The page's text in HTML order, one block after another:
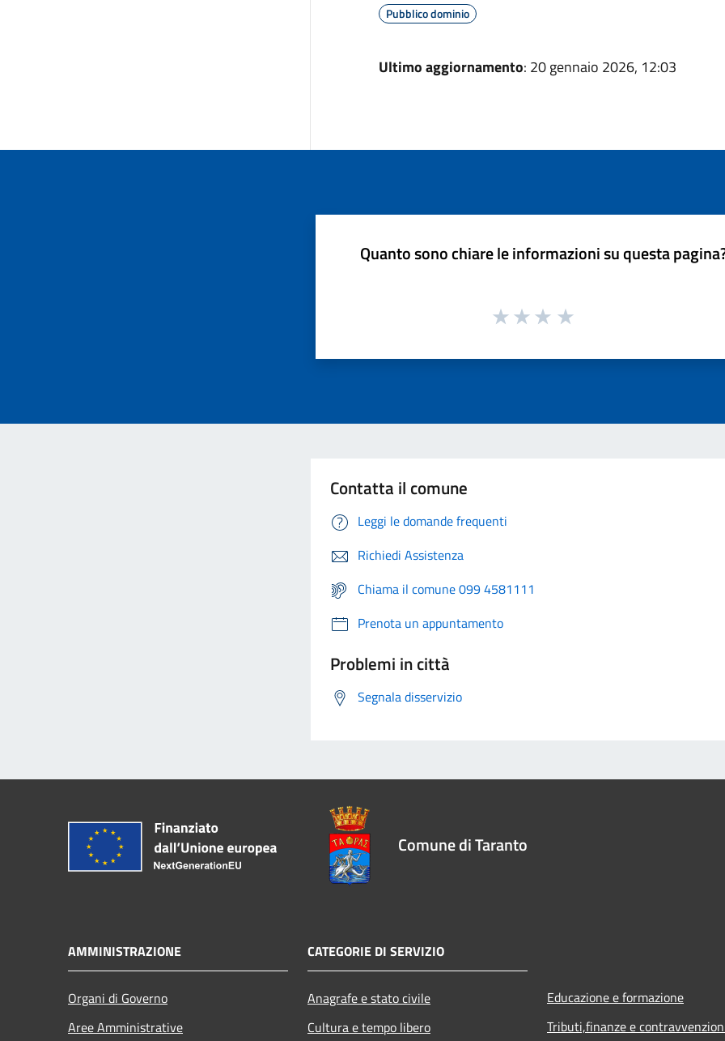
Pubblico dominio
Ultimo aggiornamento: 20 gennaio 2026, 12:03
Quanto sono chiare le informazioni su questa
Contatta il comune
Leggi le domande frequenti
Richiedi Assistenza
Chiama il comune 099 4581111
Prenota un appuntamento
Problemi in città
Segnala disservizio
Comune di Taranto
AMMINISTRAZIONE
Organi di Governo
Aree Amministrative
CATEGORIE DI SERVIZIO
Anagrafe e stato civile
Cultura e tempo libero
Educazione e formazione
Tributi,finanze e